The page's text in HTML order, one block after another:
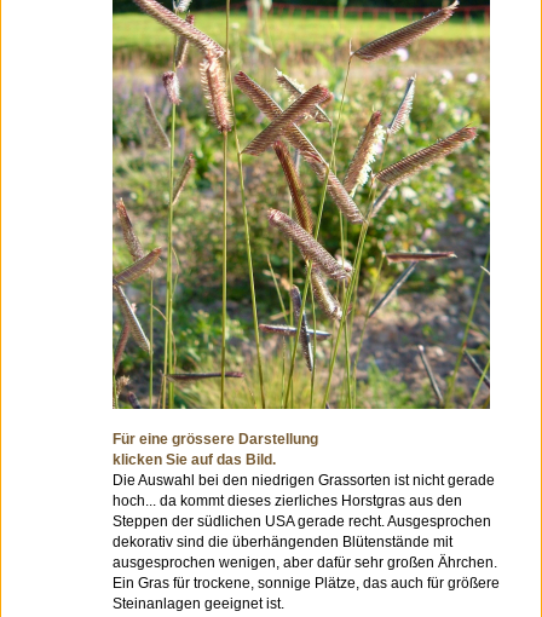
Für eine grössere Darstellung
klicken Sie auf das Bild.
Die Auswahl bei den niedrigen Grassorten ist nicht gerade
hoch... da kommt dieses zierliches Horstgras aus den
Steppen der südlichen USA gerade recht. Ausgesprochen
dekorativ sind die überhängenden Blütenstände mit
ausgesprochen wenigen, aber dafür sehr großen Ährchen.
Ein Gras für trockene, sonnige Plätze, das auch für größere
Steinanlagen geeignet ist.